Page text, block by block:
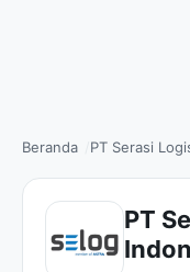
Beranda PT Serasi
PT